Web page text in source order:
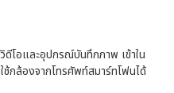
โอและอุปกรณ์บันทึกภาพ เข้าใน
กล้องจากโทรศัพท์สมาร์ทโฟนได้